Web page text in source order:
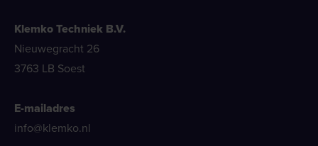
Klemko Techniek B.V.
Nieuwegracht 26
3763 LB Soest
E-mailadres
info@klemko.nl